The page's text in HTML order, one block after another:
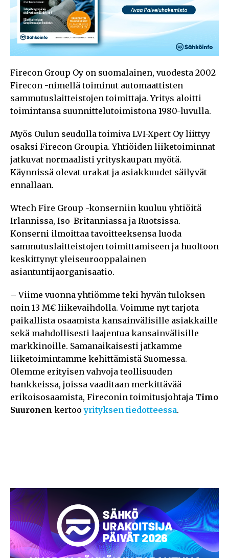
Firecon Group Oy on suomalainen, vuodesta 2002
Firecon -nimellä toiminut automaattisten
sammutuslaitteistojen toimittaja. Yritys aloitti
toimintansa suunnittelutoimistona 1980-luvulla.
Myös Oulun seudulla toimiva LVI-Xpert Oy liittyy
osaksi Firecon Groupia. Yhtiöiden liiketoiminnat
jatkuvat normaalisti yrityskaupan myötä.
Käynnissä olevat urakat ja asiakkuudet säilyvät
ennallaan.
Wtech Fire Group -konserniin kuuluu yhtiöitä
Irlannissa, Iso-Britanniassa ja Ruotsissa.
Konserni ilmoittaa tavoitteeksensa luoda
sammutuslaitteistojen toimittamiseen ja huoltoon
keskittynyt yleiseurooppalainen
asiantuntijaorganisaatio.
– Viime vuonna yhtiömme teki hyvän tuloksen
noin 13 M€ liikevaihdolla. Voimme nyt tarjota
paikallista osaamista kansainvälisille asiakkaille
sekä mahdollisesti laajentua kansainvälisille
markkinoille. Samanaikaisesti jatkamme
liiketoimintamme kehittämistä Suomessa.
Olemme erityisen vahvoja teollisuuden
hankkeissa, joissa vaaditaan merkittävää
erikoisosaamista, Fireconin toimitusjohtaja Timo
Suuronen kertooyrityksen tiedotteessa.